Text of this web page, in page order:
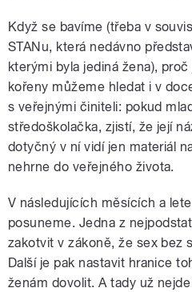
Když se bavíme (třeba v
STANu, která nedávno
kterými byla jediná žena),
kořeny můžeme hledat i v
s veřejnými činiteli: pokud
středoškolačka, zjistí, že její
dotyčný v ní vidí jen materiál
nehrne do veřejného života.
V následujících měsících a
posuneme. Jedna z
zakotvit v zákoně, že sex bez
Další je pak nastavit hranice
ženám dovolit. A tady už